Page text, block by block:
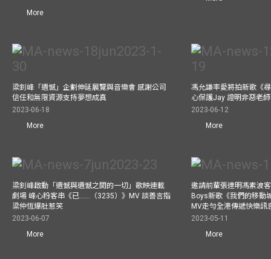
More
梁釗峰「遺憾」企劃伸延展覽與音樂會 感謝公司
信任和無限資源支持夢想成真
2023-06-18
More
馮允謙率愛將拍新歌《
心保護Jay 證明非惡老
2023-06-12
More
梁釗峰啟動「遺憾與遺憾之間的一切」歌映連載
劇場 峰心粉客串《已……（3235）》MV 談善言指
梁仲恆爆肚惹笑
2023-06-07
More
邀請前輩張達明馮素波
Boys新歌《我們的移動
MV走勻全港傳遞快樂訊
2023-05-11
More